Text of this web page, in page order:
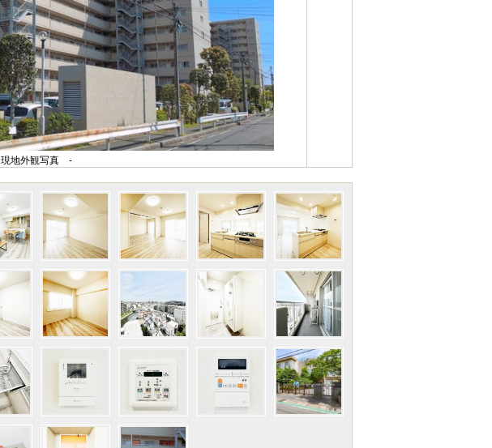
現地外観写真 -